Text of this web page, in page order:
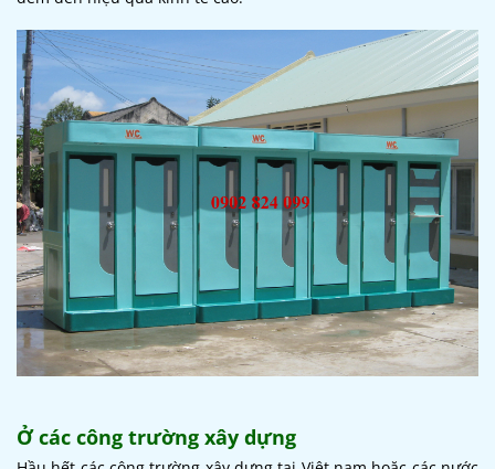
Ở các công trường xây dựng